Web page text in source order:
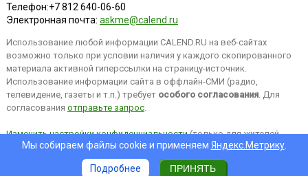
Телефон:+7 812 640-06-60
Электронная почта: askme@calend.ru
Использование любой информации CALEND.RU на веб-сайтах
возможно только при условии наличия у каждого скопированного
материала активной гиперссылки на страницу-источник.
Использование информации сайта в оффлайн-СМИ (радио,
телевидение, газеты и т.п.) требует особого согласования. Для
согласования отправьте запрос.
Изменить настройки конфиденциальности(только для жителей
EEA).Мы собираем файлы cookie и применяем Яндекс.Метрику.
Подробнее ПРИНЯТЬ